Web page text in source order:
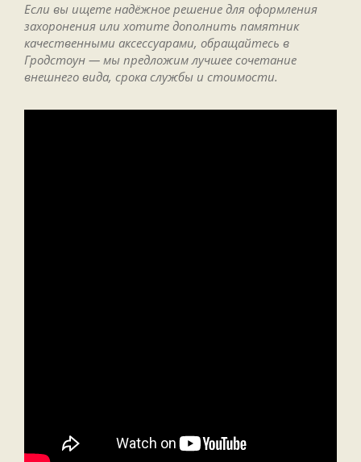
Если вы ищете надёжное решение для оформления
захоронения или хотите дополнить памятник
качественными аксессуарами, обращайтесь в
Гродстоун — мы предложим лучшее сочетание
внешнего вида, срока службы и стоимости.